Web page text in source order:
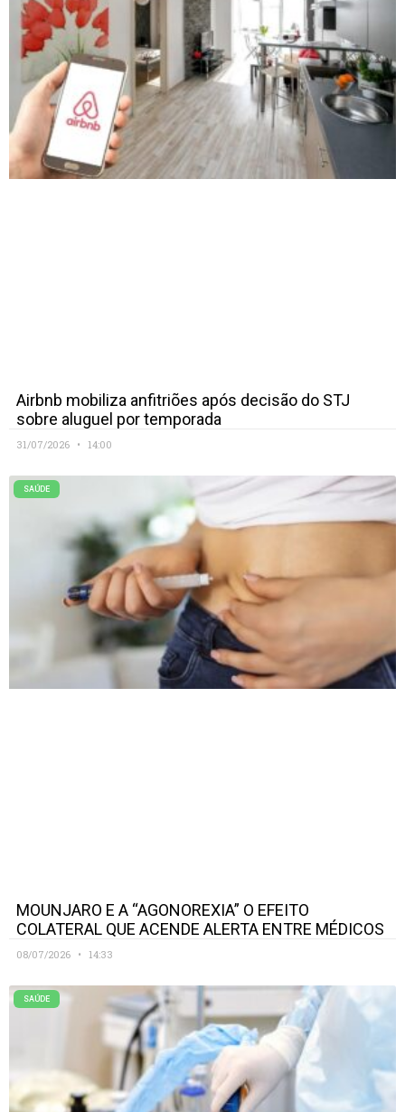
Airbnb mobiliza anfitriões após decisão do STJ
sobre aluguel por temporada
31/07/2026 14:00
SAÚDE
MOUNJARO E A “AGONOREXIA” O EFEITO
COLATERAL QUE ACENDE ALERTA ENTRE MÉDICOS
08/07/2026 14:33
SAÚDE